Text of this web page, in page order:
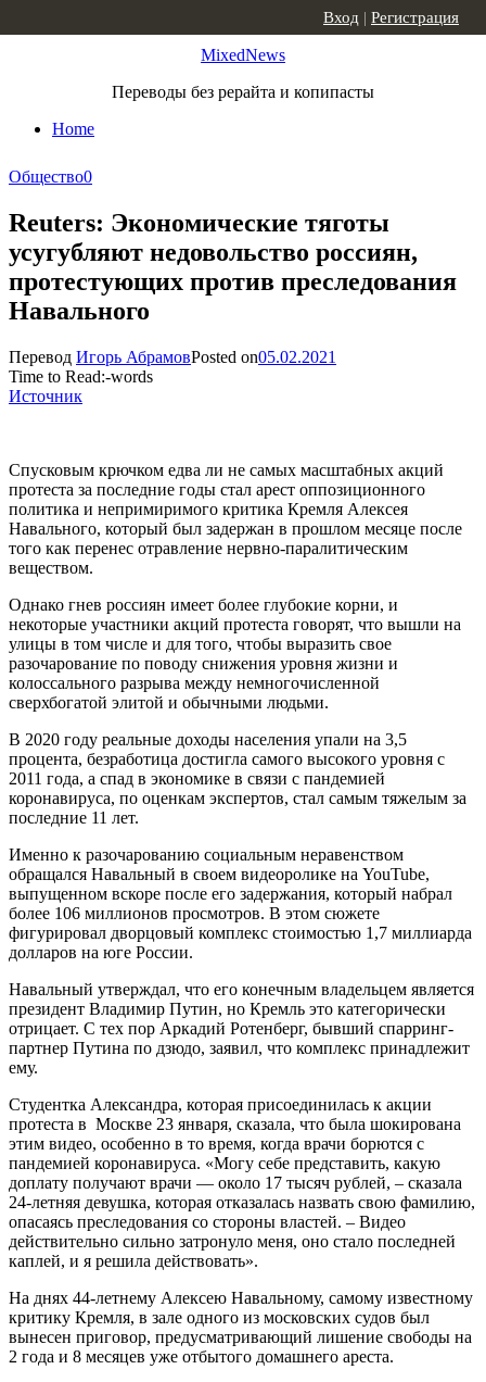
MixedNews
Переводы без рерайта и копипасты
Home
Вход | Регистрация
Общество0
Reuters: Экономические тяготы
усугубляют недовольство россиян,
протестующих против преследования
Навального
Перевод Игорь АбрамовPosted on05.02.2021
Time to Read:-words
Источник
Спусковым крючком едва ли не самых масштабных акций
протеста за последние годы стал арест оппозиционного
политика и непримиримого критика Кремля Алексея
Навального, который был задержан в прошлом месяце после
того как перенес отравление нервно-паралитическим
веществом.
Однако гнев россиян имеет более глубокие корни, и
некоторые участники акций протеста говорят, что вышли на
улицы в том числе и для того, чтобы выразить свое
разочарование по поводу снижения уровня жизни и
колоссального разрыва между немногочисленной
сверхбогатой элитой и обычными людьми.
В 2020 году реальные доходы населения упали на 3,5
процента, безработица достигла самого высокого уровня с
2011 года, а спад в экономике в связи с пандемией
коронавируса, по оценкам экспертов, стал самым тяжелым за
последние 11 лет.
Именно к разочарованию социальным неравенством
обращался Навальный в своем видеоролике на YouTube,
выпущенном вскоре после его задержания, который набрал
более 106 миллионов просмотров. В этом сюжете
фигурировал дворцовый комплекс стоимостью 1,7 миллиарда
долларов на юге России.
Навальный утверждал, что его конечным владельцем является
президент Владимир Путин, но Кремль это категорически
отрицает. С тех пор Аркадий Ротенберг, бывший спарринг-
партнер Путина по дзюдо, заявил, что комплекс принадлежит
ему.
Студентка Александра, которая присоединилась к акции
протеста в Москве 23 января, сказала, что была шокирована
этим видео, особенно в то время, когда врачи борются с
пандемией коронавируса. «Могу себе представить, какую
доплату получают врачи — около 17 тысяч рублей, – сказала
24-летняя девушка, которая отказалась назвать свою фамилию,
опасаясь преследования со стороны властей. – Видео
действительно сильно затронуло меня, оно стало последней
каплей, и я решила действовать».
На днях 44-летнему Алексею Навальному, самому известному
критику Кремля, в зале одного из московских судов был
вынесен приговор, предусматривающий лишение свободы на
2 года и 8 месяцев уже отбытого домашнего ареста.